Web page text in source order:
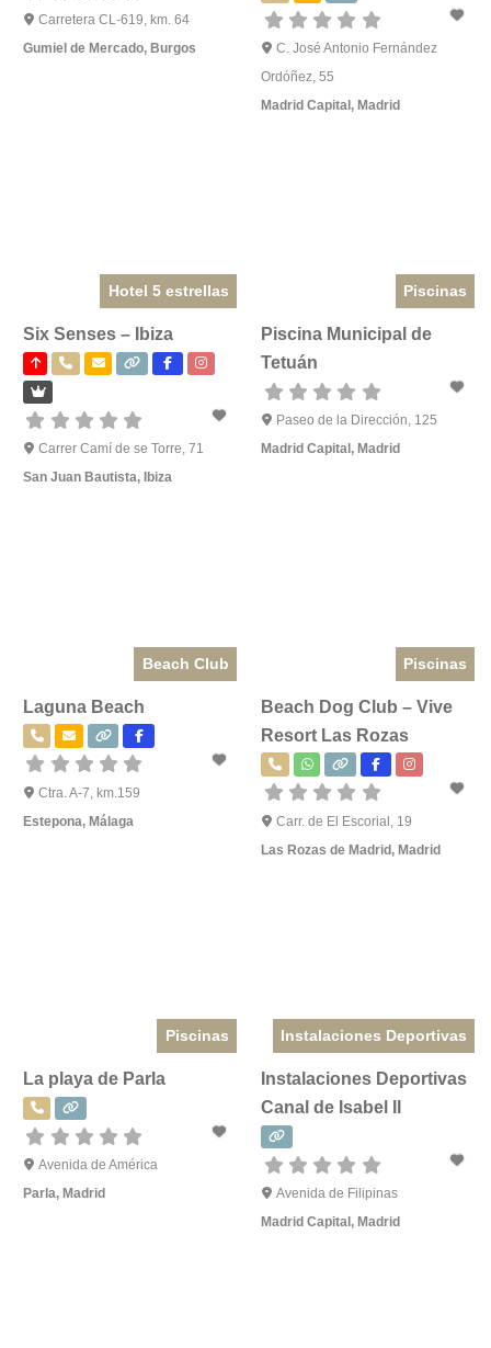
Carretera CL-619, km. 64
Gumiel de Mercado, Burgos
C. José Antonio Fernández
Ordóñez, 55
Madrid Capital,Madrid
Hotel 5 estrellas
Six Senses – Ibiza
Carrer Camí de se Torre, 71
San Juan Bautista, Ibiza
Piscinas
Piscina Municipal de
Tetuán
Paseo de la Dirección, 125
Madrid Capital , Madrid
Beach Club
Laguna Beach
Ctra. A-7, km.159
Estepona, Málaga
Piscinas
Beach Dog Club – Vive
Resort Las Rozas
Carr. de El Escorial, 19
Las Rozas de Madrid,Madrid
Piscinas
La playa de Parla
Avenida de América
Parla, Madrid
Instalaciones Deportivas
Instalaciones Deportivas
Canal de Isabel II
Avenida de Filipinas
Madrid Capital , Madrid